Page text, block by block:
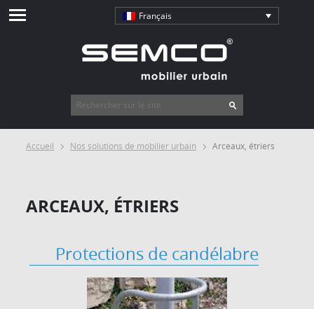
Français
Accueil Nos solutions de mobilier urbain Arceaux, étriers
ARCEAUX, ÉTRIERS
Protections de candélabre